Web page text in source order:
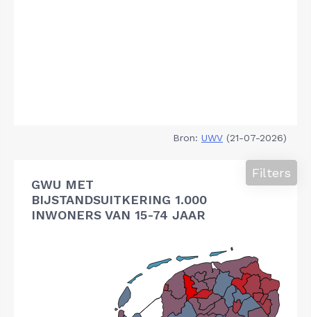
Bron: UWV (21-07-2026)
GWU MET
BIJSTANDSUITKERING 1.000
INWONERS VAN 15-74 JAAR
Filters